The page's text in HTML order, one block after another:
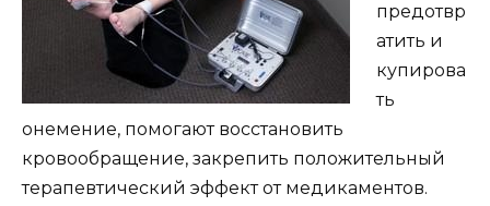
предотвр
атить и
купирова
ть
онемение, помогают восстановить
кровообращение, закрепить положительный
терапевтический эффект от медикаментов.